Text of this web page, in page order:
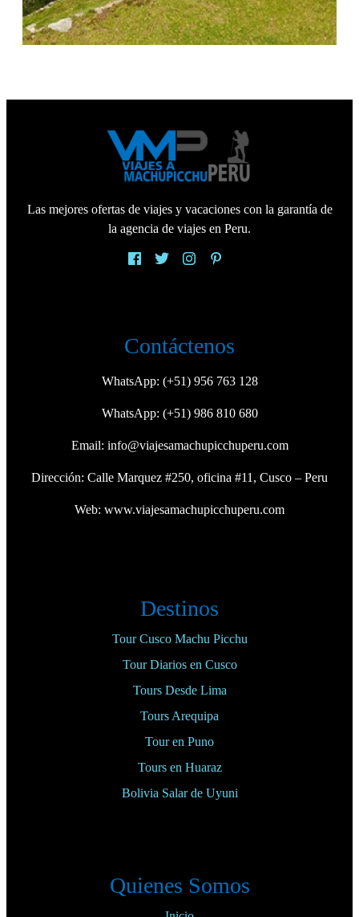
Las mejores ofertas de viajes y vacaciones con la garantía de
la agencia de viajes en Peru.
Contáctenos
WhatsApp: (+51) 956 763 128
WhatsApp: (+51) 986 810 680
Email: info@viajesamachupicchuperu.com
Dirección: Calle Marquez #250, oficina #11, Cusco – Peru
Web: www.viajesamachupicchuperu.com
Destinos
Tour Cusco Machu Picchu
Tour Diarios en Cusco
Tours Desde Lima
Tours Arequipa
Tour en Puno
Tours en Huaraz
Bolivia Salar de Uyuni
Quienes Somos